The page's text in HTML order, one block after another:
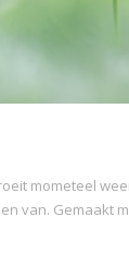
mometeel
van. Gemaakt